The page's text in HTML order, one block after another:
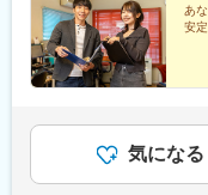
あ
安
気になる